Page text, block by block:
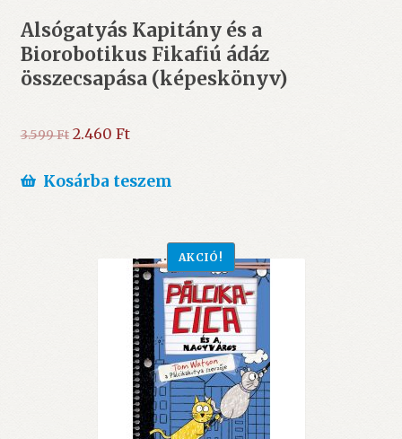
Alsógatyás Kapitány és a
Biorobotikus Fikafiú ádáz
összecsapása (képeskönyv)
3.599Ft Original
was:
2.460 FtCurrent
is:
Kosárba teszem
AKCIÓ!